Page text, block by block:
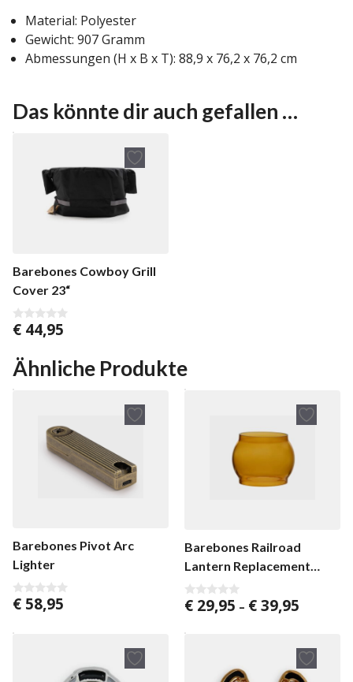
Material: Polyester
Gewicht: 907 Gramm
Abmessungen (H x B x T): 88,9 x 76,2 x 76,2 cm
Das könnte dir auch gefallen …
Barebones Cowboy Grill
Cover 23“
0
n
5
€ 44,95
Ähnliche Produkte
Barebones Pivot Arc
Lighter
0
v
n
€ 58,95
Barebones Railroad
Lantern Replacement
Glass
0
v
n
€ 29,95 – €39,95
€ 39,95